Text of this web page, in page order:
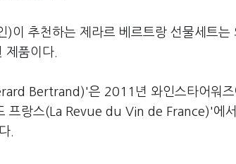
)이 추천하는 제라르 베르트랑 선물세트는
품이다.
Bertrand)'은 2011년 와인스타어워
프랑스(La Revue du Vin de France)'에
.